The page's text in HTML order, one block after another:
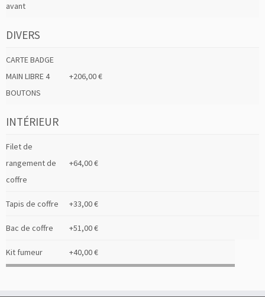
avant
DIVERS
CARTE BADGE
MAIN LIBRE 4
BOUTONS
+206,00 €
INTÉRIEUR
Filet de
rangement de
coffre
+64,00 €
Tapis de coffre +33,00 €
Bac de coffre +51,00 €
Kit fumeur +40,00 €